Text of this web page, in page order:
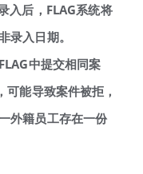
入后， FLAG系统将
录入日期。
中提交相同案
可能导致案件被拒，
外籍员工存在一份